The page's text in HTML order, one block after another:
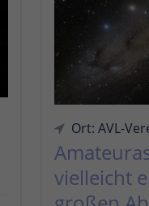
Ort: AVL-
vielleicht